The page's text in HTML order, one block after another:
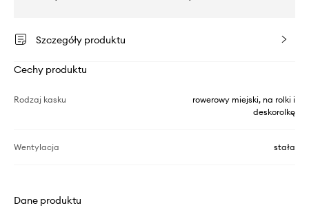
Szczegóły produktu
Cechy produktu
Rodzaj kasku
rowerowy miejski, na rolki i
deskorolkę
Wentylacja stała
Dane produktu